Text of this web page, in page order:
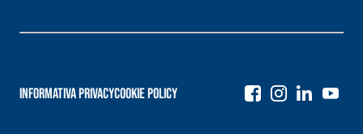
Informativa PrivacyCookie Policy